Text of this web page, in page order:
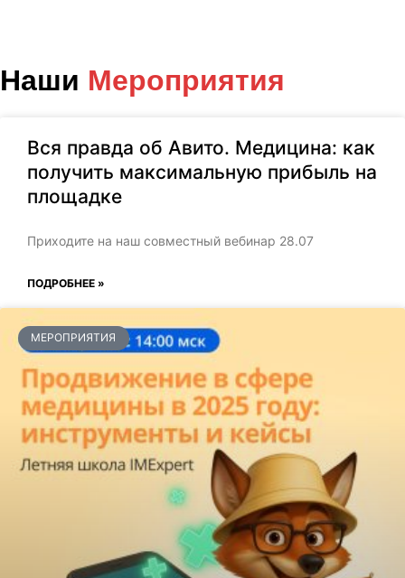
Наши Мероприятия
Вся правда об Авито. Медицина: как
получить максимальную прибыль на
площадке
Приходите на наш cовместный вебинар 28.07
ПОДРОБНЕЕ »
МЕРОПРИЯТИЯ